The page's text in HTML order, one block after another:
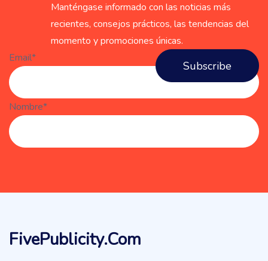
Manténgase informado con las noticias más
recientes, consejos prácticos, las tendencias del
momento y promociones únicas.
Email*
Nombre*
FivePublicity.com